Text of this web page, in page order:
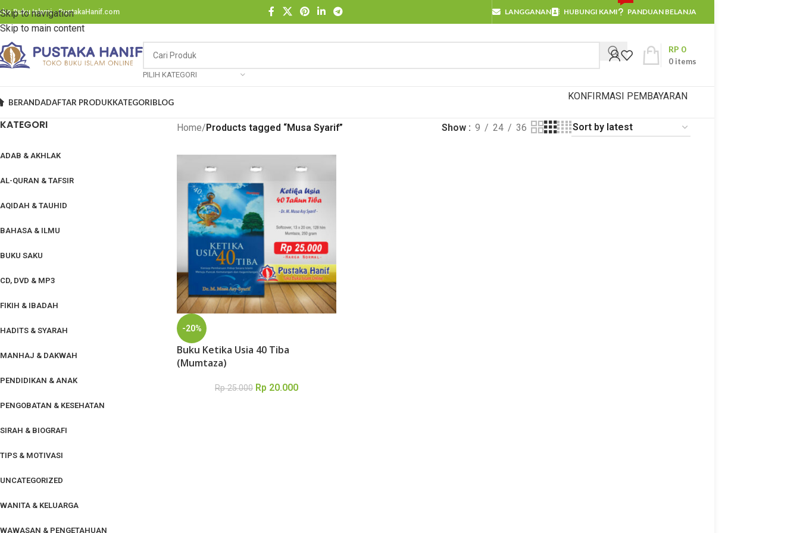
Skip to navigation
Skip to main content
Buku Islami - PustakaHanif.com LANGGANAN HUBUNGI KAMI PANDUAN BELANJA
PILIH KATEGORI
0 items
RP 0
BERANDADAFTAR PRODUKKATEGORIBLOG
KONFIRMASI PEMBAYARAN
KATEGORI
ADAB & AKHLAK
AL-QURAN & TAFSIR
AQIDAH & TAUHID
BAHASA & ILMU
BUKU SAKU
CD, DVD & MP3
FIKIH & IBADAH
HADITS & SYARAH
MANHAJ & DAKWAH
PENDIDIKAN & ANAK
PENGOBATAN & KESEHATAN
SIRAH & BIOGRAFI
TIPS & MOTIVASI
UNCATEGORIZED
WANITA & KELUARGA
WAWASAN & PENGETAHUAN
Home/Products tagged “Musa Syarif” Show 9 24 36
-20%
Buku Ketika Usia 40 Tiba
(Mumtaza)
Rp25.000 Rp 20.000